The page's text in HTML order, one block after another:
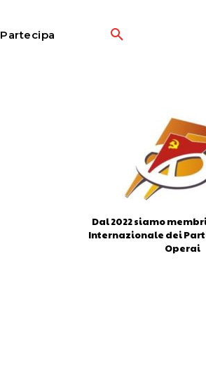
Partecipa
Dal 2022 siamo
Internazionale dei
Operai